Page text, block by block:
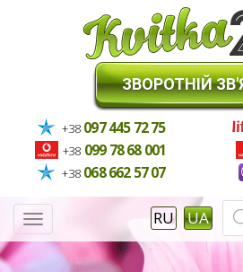
ЗВОРОТНІЙ
+38 097 445 72 75
+38 099 78 68 001
+38 068 662 57 07
Меню RU UA